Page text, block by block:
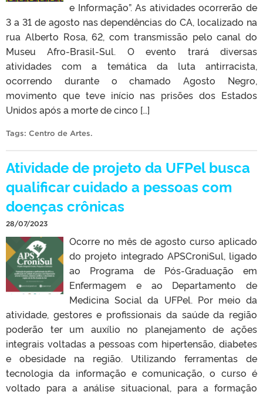
e Informação”. As atividades ocorrerão de
3 a 31 de agosto nas dependências do CA, localizado na
rua Alberto Rosa, 62, com transmissão pelo canal do
Museu Afro-Brasil-Sul. O evento trará diversas
atividades com a temática da luta antirracista,
ocorrendo durante o chamado Agosto Negro,
movimento que teve início nas prisões dos Estados
Unidos após a morte de cinco […]
Tags: Centro de Artes.
Atividade de projeto da UFPel busca
qualificar cuidado a pessoas com
doenças crônicas
28/07/2023
Ocorre no mês de agosto curso aplicado
do projeto integrado APSCroniSul, ligado
ao Programa de Pós-Graduação em
Enfermagem e ao Departamento de
Medicina Social da UFPel. Por meio da
atividade, gestores e profissionais da saúde da região
poderão ter um auxílio no planejamento de ações
integrais voltadas a pessoas com hipertensão, diabetes
e obesidade na região. Utilizando ferramentas de
tecnologia da informação e comunicação, o curso é
voltado para a análise situacional, para a formação